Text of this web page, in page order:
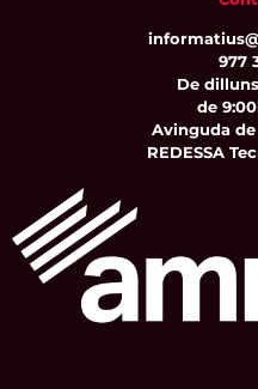
977
De
de
Avinguda
REDESSA